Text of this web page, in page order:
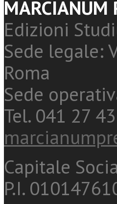
MARCIANUM
Edizioni
Sede legale:
Roma
Sede
Tel. 041 27
Capitale
P.I.